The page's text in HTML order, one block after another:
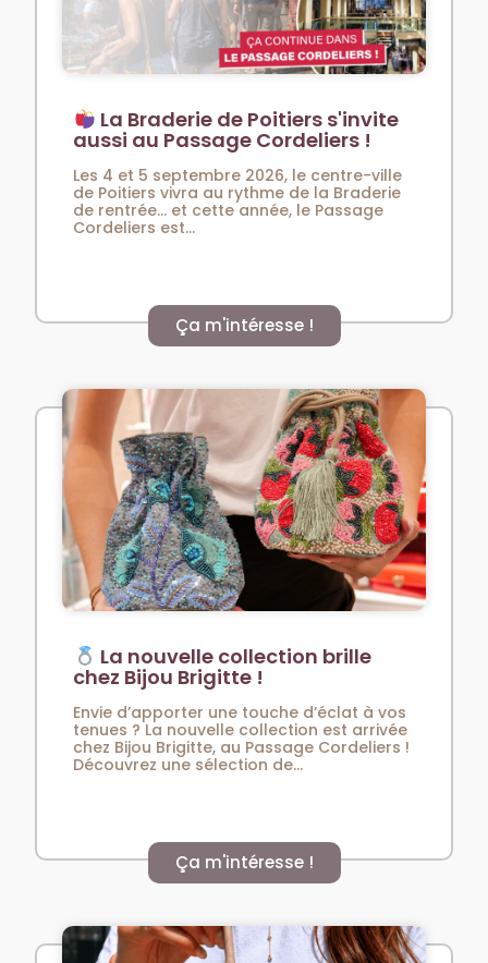
La Braderie de Poitiers s'invite
aussi au Passage Cordeliers !
Les 4 et 5 septembre 2026, le centre-ville
de Poitiers vivra au rythme de la Braderie
de rentrée… et cette année, le Passage
Cordeliers est...
Ça m'intéresse !
La nouvelle collection brille
chez Bijou Brigitte !
Envie d’apporter une touche d’éclat à vos
tenues ? La nouvelle collection est arrivée
chez Bijou Brigitte, au Passage Cordeliers !
Découvrez une sélection de...
Ça m'intéresse !